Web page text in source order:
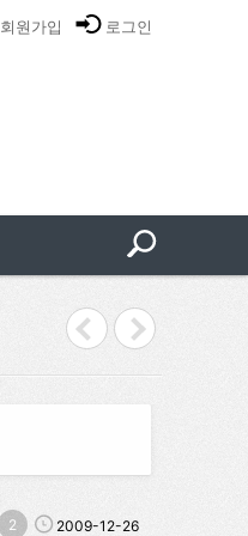
회원가입 로그인
[장소변경] 세계
2009-12-26
2